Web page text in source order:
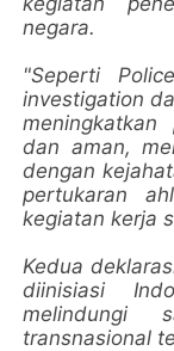
negara.
"Seperti
investigation
dan aman,
dengan
pertukaran
kegiatan kerja
Kedua
diinisiasi
melindungi
transnasional